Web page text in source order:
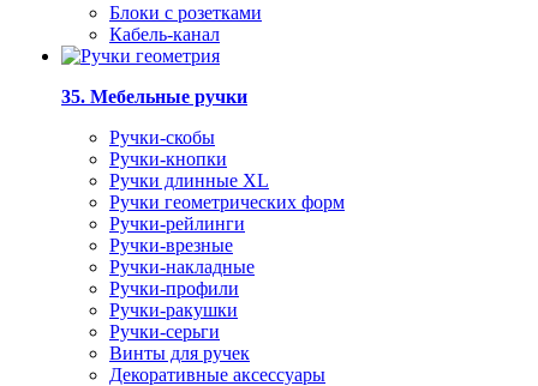
Блоки с розетками
Кабель-канал
35. Мебельные ручки
Ручки-скобы
Ручки-кнопки
Ручки длинные XL
Ручки геометрических форм
Ручки-рейлинги
Ручки-врезные
Ручки-накладные
Ручки-профили
Ручки-ракушки
Ручки-серьги
Винты для ручек
Декоративные аксессуары